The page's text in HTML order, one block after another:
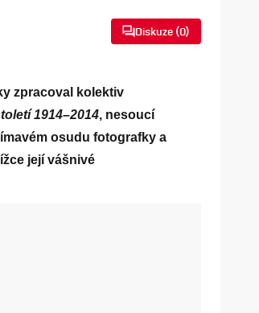
Diskuze (0)
zpracoval kolektiv
1914–2014, nesoucí
osudu fotografky a
její vášnivé